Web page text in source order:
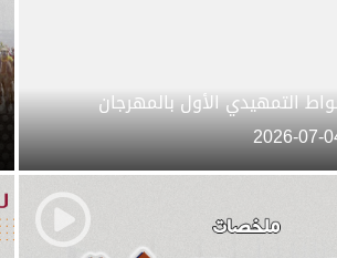
التمهيدي الأول بالمهرجان